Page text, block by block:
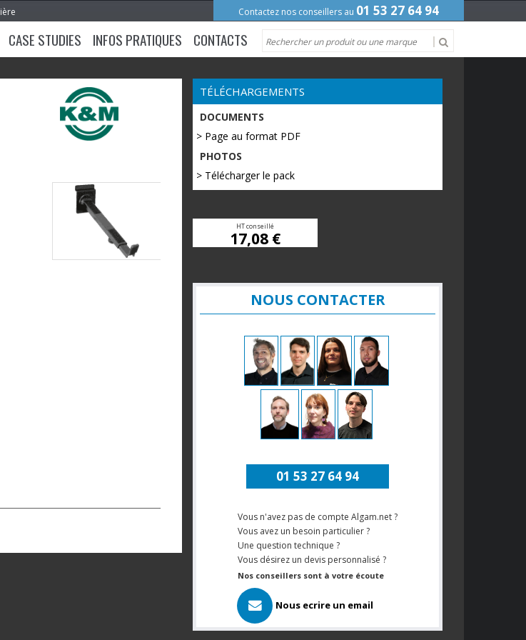
Contactez nos conseillers au 01 53 27 64 94
CASE STUDIES INFOS PRATIQUES CONTACTS
TÉLÉCHARGEMENTS
DOCUMENTS
> Page au format PDF
PHOTOS
> Télécharger le pack
HT conseillé
17,08 €
NOUS CONTACTER
01 53 27 64 94
Vous n'avez pas de compte Algam.net ?
Vous avez un besoin particulier ?
Une question technique ?
Vous désirez un devis personnalisé ?
Nos conseillers sont à votre écoute
Nous ecrire un email